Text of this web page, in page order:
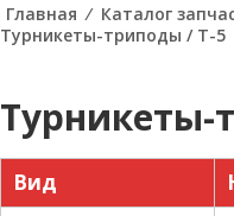
Главная ⁄ Каталог
Турникеты-триподы / T-5
Турникеты-
Вид